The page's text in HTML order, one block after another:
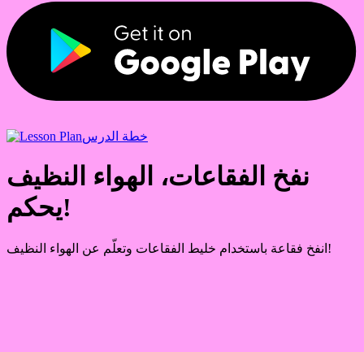
خطة الدرس
نفخ الفقاعات، الهواء النظيف
يحكم!
انفخ فقاعة باستخدام خليط الفقاعات وتعلّم عن الهواء النظيف!